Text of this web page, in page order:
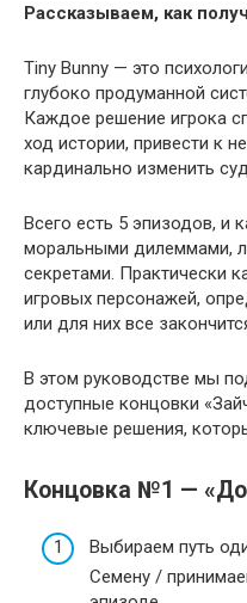
Рассказываем, как
Tiny Bunny — это
глубоко продуманной
Каждое решение игрока
ход истории, привести к
кардинально изменить
Всего есть 5 эпизодов, и
моральными дилеммами,
секретами. Практически
игровых персонажей,
или для них все
В этом руководстве мы
доступные концовки
ключевые решения,
Концовка №1 —
Выбираем путь
Семену /